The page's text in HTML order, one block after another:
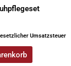
Umsatzsteuer